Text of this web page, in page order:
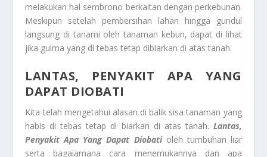
melakukan hal sembrono berkaitan dengan perkebunan.
Meskipun setelah pembersihan lahan hingga gundul
langsung di tanami oleh tanaman kebun, dapat di lihat
jika gulma yang di tebas tetap dibiarkan di atas tanah.
LANTAS, PENYAKIT APA YANG
DAPAT DIOBATI
Kita telah mengetahui alasan di balik sisa tanaman yang
habis di tebas tetap di biarkan di atas tanah. Lantas,
Penyakit Apa Yang Dapat Diobatioleh tumbuhan liar
serta bagaiamana cara menemukannya dan apa